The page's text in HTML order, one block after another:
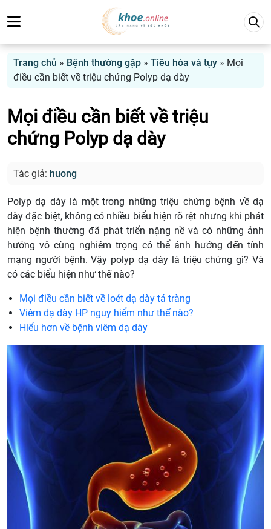
Trang chủ » Bệnh thường gặp » Tiêu hóa và tụy » Mọi
điều cần biết về triệu chứng Polyp dạ dày
Mọi điều cần biết về triệu
chứng Polyp dạ dày
Tác giả: huong
Polyp dạ dày là một trong những triệu chứng bệnh về dạ
dày đặc biệt, không có nhiều biểu hiện rõ rệt nhưng khi phát
hiện bệnh thường đã phát triển nặng nề và có những ảnh
hưởng vô cùng nghiêm trọng có thể ảnh hưởng đến tính
mạng người bệnh. Vậy polyp dạ dày là triệu chứng gì? Và
có các biểu hiện như thế nào?
Mọi điều cần biết về loét dạ dày tá tràng
Viêm dạ dày HP nguy hiểm như thế nào?
Hiểu hơn về bệnh viêm dạ dày